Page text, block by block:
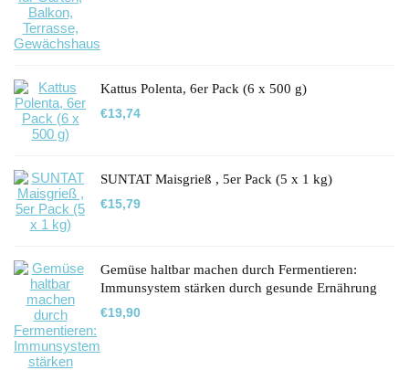
Kattus Polenta, 6er Pack (6 x 500 g)
€13,74
SUNTAT Maisgrieß , 5er Pack (5 x 1 kg)
€15,79
Gemüse haltbar machen durch Fermentieren:
Immunsystem stärken durch gesunde Ernährung
€19,90